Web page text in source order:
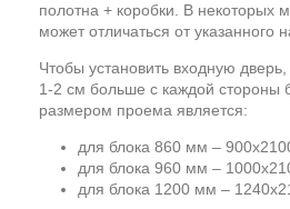
полотна + коробки. В некоторых
может отличаться от указанного
Чтобы установить входную
1-2 см больше с каждой стороны
размером проема является:
для блока 860 мм –
для блока 960 мм –
для блока 1200 мм –